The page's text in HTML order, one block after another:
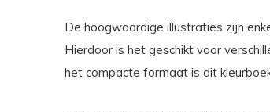
De hoogwaardige illustraties zijn
Hierdoor is het geschikt voor
het compacte formaat is dit